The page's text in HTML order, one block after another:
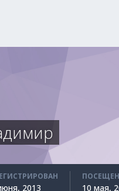
2013 10 мая,